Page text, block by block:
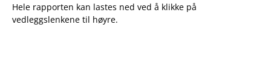
Hele rapporten kan lastes ned ved å klikke på
vedleggslenkene til høyre.